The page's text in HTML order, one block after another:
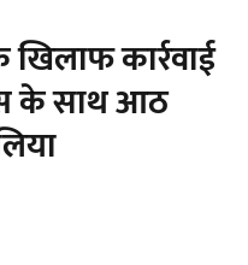
कार्रवाई
के साथ आठ